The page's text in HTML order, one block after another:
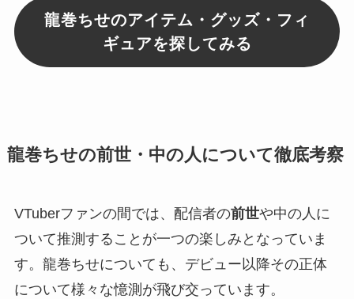
龍巻ちせのアイテム・グッズ・フィ
ギュアを探してみる
龍巻ちせの前世・中の人について徹底考察
VTuberファンの間では、配信者の前世や中の人に
ついて推測することが一つの楽しみとなっていま
す。龍巻ちせについても、デビュー以降その正体
について様々な憶測が飛び交っています。